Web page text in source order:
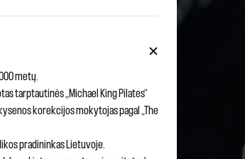
metų.
tarptautinės „Michael King Pilates“
korekcijos mokytojas pagal „The
pradininkas Lietuvoje.